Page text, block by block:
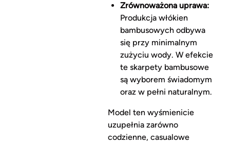
Zrównoważona uprawa:
Produkcja włókien
bambusowych odbywa
się przy minimalnym
zużyciu wody. W efekcie
te skarpety bambusowe
są wyborem świadomym
oraz w pełni naturalnym.
Model ten wyśmienicie
uzupełnia zarówno
codzienne, casualowe